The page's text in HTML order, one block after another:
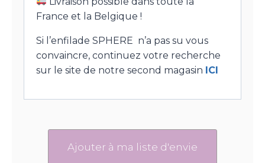
France et la Belgique !
Si l’enfilade SPHERE n’a pas su vous
convaincre, continuez votre recherche
sur le site de notre second magasin ICI
Ajouter à ma liste d'envie